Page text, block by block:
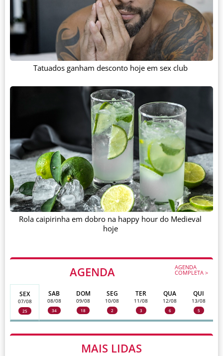
AGENDA AGENDA
COMPLETA >
SEX
07/08
25
SAB
08/08
34
DOM
09/08
18
SEG
10/08
2
TER
11/08
3
QUA
12/08
6
QUI
13/08
5
MAIS LIDAS
Tatuados ganham desconto hoje em sex club
Rola caipirinha em dobro na happy hour do Medieval
hoje